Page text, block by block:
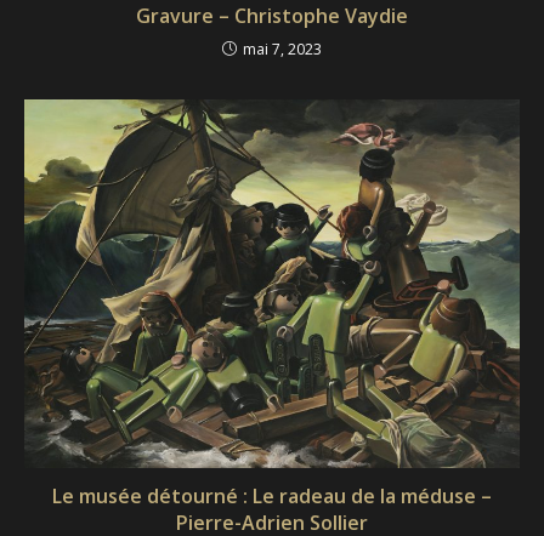
Gravure – Christophe Vaydie
mai 7, 2023
Le musée détourné : Le radeau de la méduse –
Pierre-Adrien Sollier